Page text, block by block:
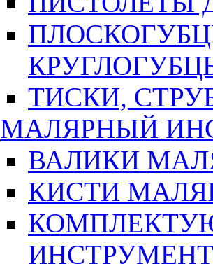
ТИСКИ,
МАЛЯРНЫЙ
ВАЛИКИ
КИСТИ